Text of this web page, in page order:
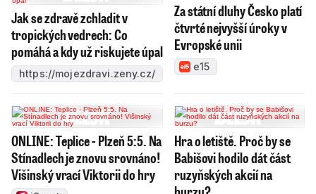
Jak se zdravě zchladit v
tropických vedrech: Co
pomáhá a kdy už riskujete úpal
https://mojezdravi.zeny.cz/
Za státní dluhy Česko platí
čtvrté nejvyšší úroky v
Evropské unii
e15
ONLINE: Teplice - Plzeň 5:5. Na
Stínadlech je znovu srovnáno!
Višinský vrací Viktorii do hry
Hra o letiště. Proč by se
Babišovi hodilo dát část
ruzyňských akcií na